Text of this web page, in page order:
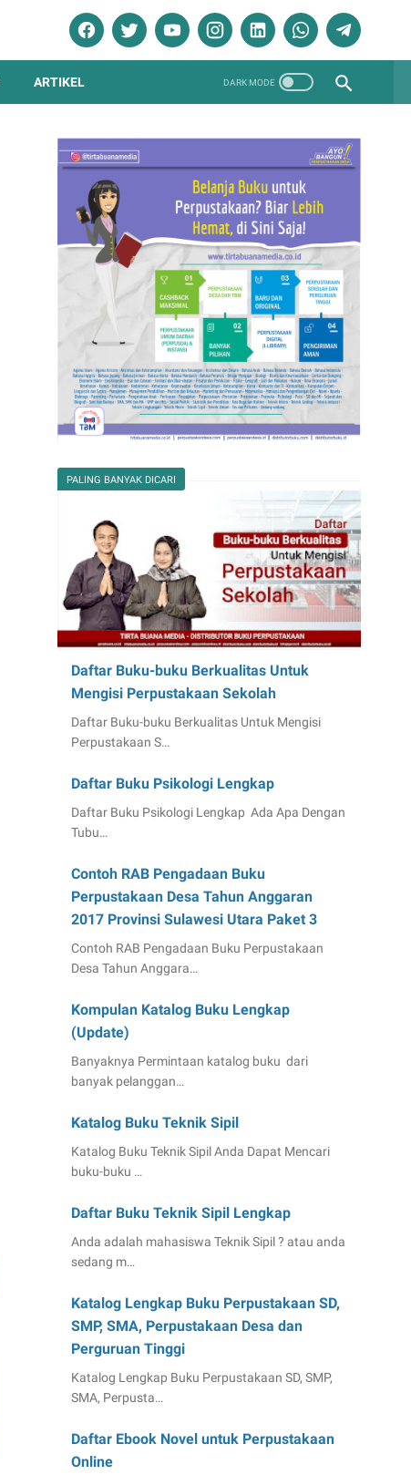
ARTIKEL
PALING BANYAK DICARI
Daftar Buku-buku Berkualitas Untuk
Mengisi Perpustakaan Sekolah
Daftar Buku-buku Berkualitas Untuk Mengisi
Perpustakaan S…
Daftar Buku Psikologi Lengkap
Daftar Buku Psikologi Lengkap Ada Apa Dengan
Tubu…
Contoh RAB Pengadaan Buku
Perpustakaan Desa Tahun Anggaran
2017 Provinsi Sulawesi Utara Paket 3
Contoh RAB Pengadaan Buku Perpustakaan
Desa Tahun Anggara…
Kompulan Katalog Buku Lengkap
(Update)
Banyaknya Permintaan katalog buku dari
banyak pelanggan…
Katalog Buku Teknik Sipil
Katalog Buku Teknik Sipil Anda Dapat Mencari
buku-buku …
Daftar Buku Teknik Sipil Lengkap
Anda adalah mahasiswa Teknik Sipil ? atau anda
sedang m…
Katalog Lengkap Buku Perpustakaan SD,
SMP, SMA, Perpustakaan Desa dan
Perguruan Tinggi
Katalog Lengkap Buku Perpustakaan SD, SMP,
SMA, Perpusta…
Daftar Ebook Novel untuk Perpustakaan
Online